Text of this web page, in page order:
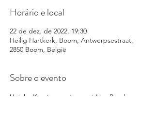
Horário e local
22 de dez. de 2022, 19:30
Heilig Hartkerk, Boom, Antwerpsestraat,
2850 Boom, België
Sobre o evento
Unieke Kerstconcerten met Live Band over